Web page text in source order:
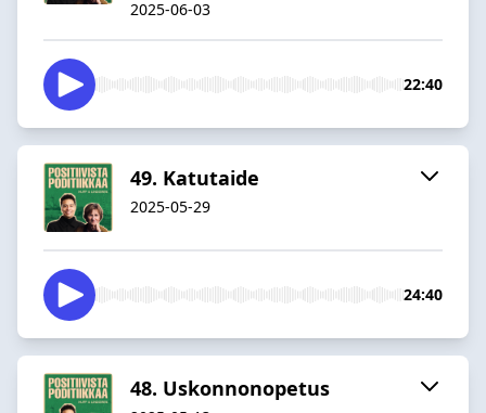
2025-06-03
22:40
49. Katutaide
2025-05-29
24:40
48. Uskonnonopetus